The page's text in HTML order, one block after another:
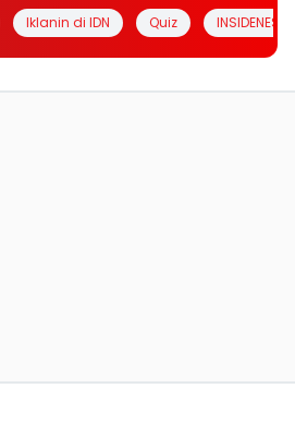
Iklanin di IDN Quiz INSIDENESIA